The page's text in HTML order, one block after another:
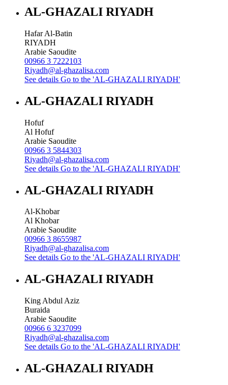
AL-GHAZALI RIYADH
Hafar Al-Batin
RIYADH
Arabie Saoudite
00966 3 7222103
Riyadh@al-ghazalisa.com
See details Go to the 'AL-GHAZALI RIYADH'
AL-GHAZALI RIYADH
Hofuf
Al Hofuf
Arabie Saoudite
00966 3 5844303
Riyadh@al-ghazalisa.com
See details Go to the 'AL-GHAZALI RIYADH'
AL-GHAZALI RIYADH
Al-Khobar
Al Khobar
Arabie Saoudite
00966 3 8655987
Riyadh@al-ghazalisa.com
See details Go to the 'AL-GHAZALI RIYADH'
AL-GHAZALI RIYADH
King Abdul Aziz
Buraida
Arabie Saoudite
00966 6 3237099
Riyadh@al-ghazalisa.com
See details Go to the 'AL-GHAZALI RIYADH'
AL-GHAZALI RIYADH